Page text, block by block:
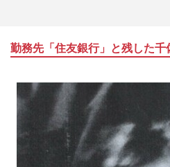
勤務先「住友銀行」と残した千